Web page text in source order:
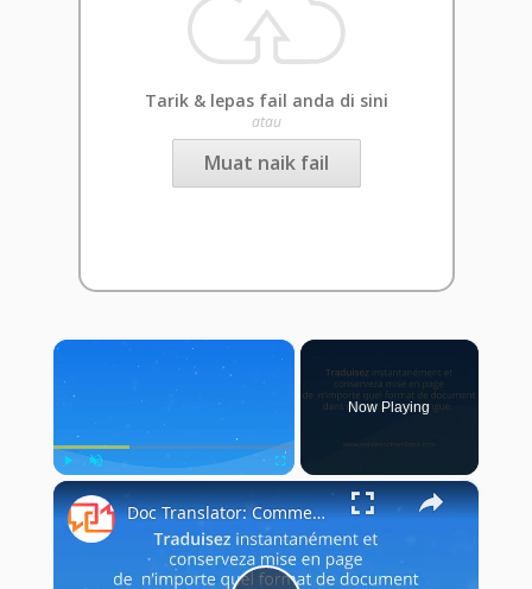
Tarik & lepas fail anda di sini
atau
Muat naik fail
×
Play Unmute Fullscreen
Now Playing
×
Doc Translator: Comment utiliser le traducteur de documents?